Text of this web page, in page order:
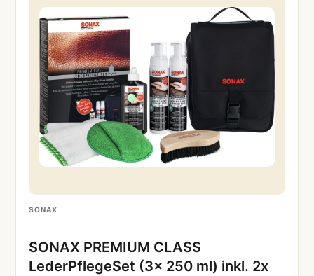
SONAX
SONAX PREMIUM CLASS
LederPflegeSet (3x 250 ml) inkl. 2x